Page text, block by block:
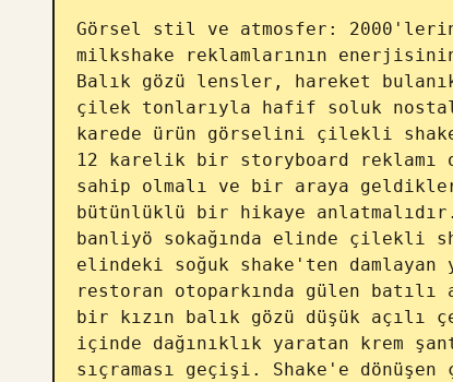
Görsel stil ve atmosfer:
milkshake reklamlarının
Balık gözü lensler, hareket
çilek tonlarıyla hafif soluk
karede ürün görselini çilekli
12 karelik bir storyboard reklamı
sahip olmalı ve bir araya
bütünlüklü bir hikaye
banliyö sokağında elinde çilekli
elindeki soğuk shake'ten damlayan
restoran otoparkında gülen batılı
bir kızın balık gözü düşük açılı
içinde dağınıklık yaratan krem
sıçraması geçişi. Shake'e